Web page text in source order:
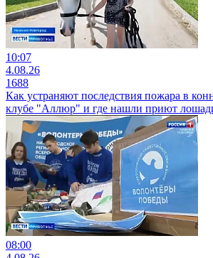
10:07
4.08.26
1688
Как устраняют последствия пожара в
клубе "Аллюр" и где нашли приют
08:00